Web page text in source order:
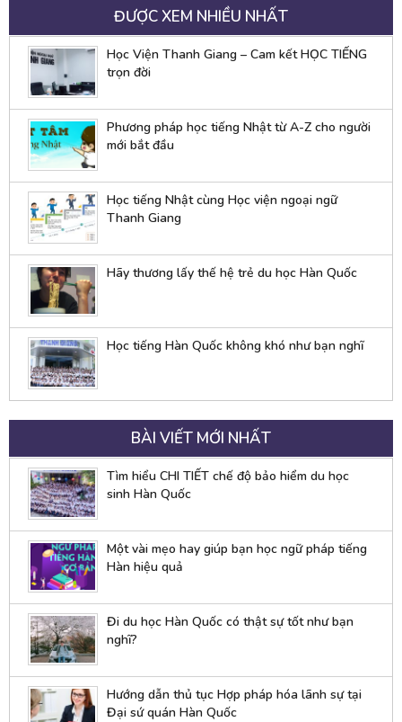
ĐƯỢC XEM NHIỀU NHẤT
Học Viện Thanh Giang – Cam kết HỌC TIẾNG
trọn đời
Phương pháp học tiếng Nhật từ A-Z cho người
mới bắt đầu
Học tiếng Nhật cùng Học viện ngoại ngữ
Thanh Giang
Hãy thương lấy thế hệ trẻ du học Hàn Quốc
Học tiếng Hàn Quốc không khó như bạn nghĩ
BÀI VIẾT MỚI NHẤT
Tìm hiểu CHI TIẾT chế độ bảo hiểm du học
sinh Hàn Quốc
Một vài mẹo hay giúp bạn học ngữ pháp tiếng
Hàn hiệu quả
Đi du học Hàn Quốc có thật sự tốt như bạn
nghĩ?
Hướng dẫn thủ tục Hợp pháp hóa lãnh sự tại
Đại sứ quán Hàn Quốc